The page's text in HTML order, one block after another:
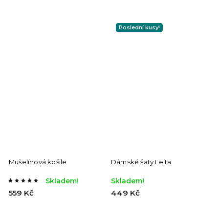
Mušelínová košile
Skladem!
559 Kč
Poslední kusy!
Dámské šaty Leita
Skladem!
449 Kč